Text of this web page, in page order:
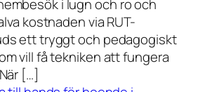
i lugn och ro och
kostnaden via RUT-
ett tryggt och pedagogiskt
vill få tekniken att fungera
[…]